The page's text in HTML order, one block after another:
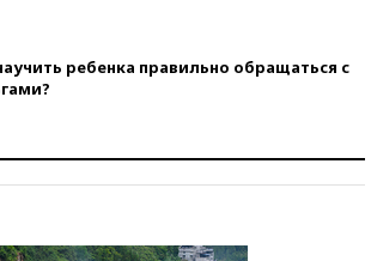
ребенка правильно обращаться с